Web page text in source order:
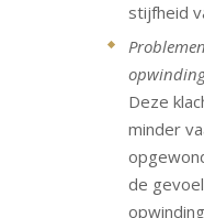
stijfheid
Deze
minder
de